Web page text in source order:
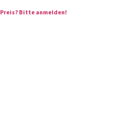
Preis? Bitte anmelden!